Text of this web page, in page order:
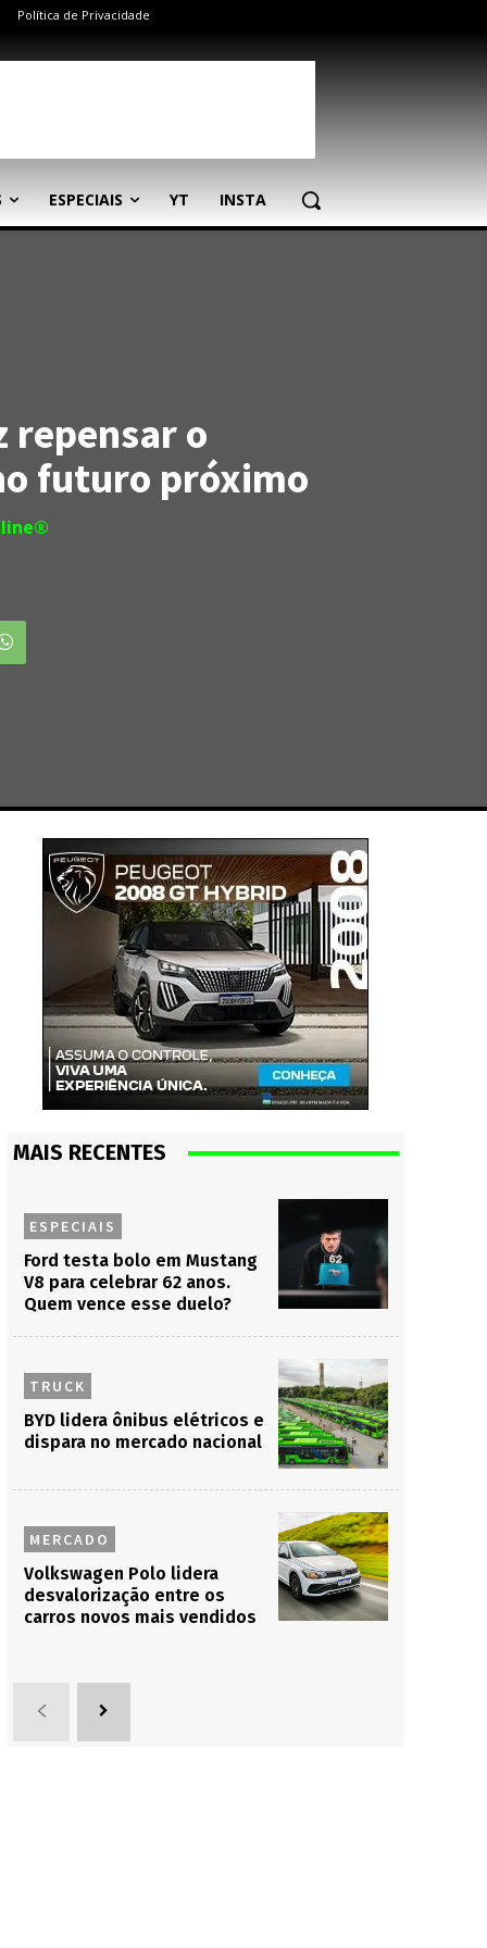
Política de Privacidade
ESPECIAIS YT INSTA
repensar o
futuro próximo
MAIS RECENTES
ESPECIAIS
Ford testa bolo em Mustang
V8 para celebrar 62 anos.
Quem vence esse duelo?
TRUCK
BYD lidera ônibus elétricos e
dispara no mercado nacional
MERCADO
Volkswagen Polo lidera
desvalorização entre os
carros novos mais vendidos